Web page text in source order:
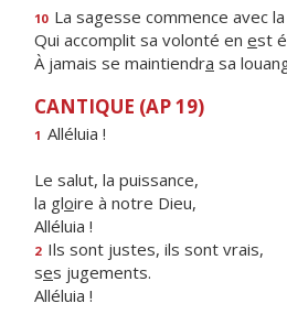
10 La sagesse commence avec
Qui accomplit sa volonté en est
À jamais se maintiendra sa
CANTIQUE (AP 19)
1 Alléluia !
Le salut, la puissance,
la gloire à notre Dieu,
Alléluia !
2 Ils sont justes, ils sont vrais,
ses jugements.
Alléluia !